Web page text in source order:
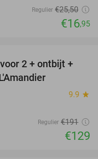
Regulier €25,50
€16,95
32%
2 + ontbijt +
9.9 star
Regulier €191
€129